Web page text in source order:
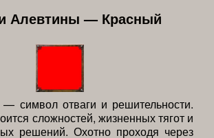
Алевтины — Красный
символ отваги и решительности.
сложностей, жизненных тягот и
решений. Охотно проходя через